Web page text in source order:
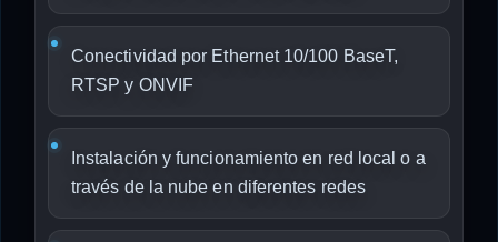
Conectividad por Ethernet 10/100 BaseT,
RTSP y ONVIF
Instalación y funcionamiento en red local o a
través de la nube en diferentes redes